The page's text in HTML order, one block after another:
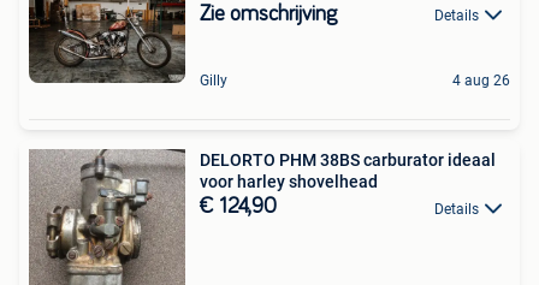
Zie omschrijving Details
Gilly 4 aug 26
DELORTO PHM 38BS carburator ideaal
voor harley shovelhead
€ 124,90 Details